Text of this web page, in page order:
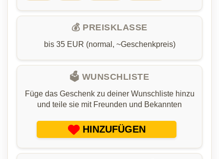
💰 PREISKLASSE
bis 35 EUR (normal, ~Geschenkpreis)
🗳️ WUNSCHLISTE
Füge das Geschenk zu deiner Wunschliste hinzu
und teile sie mit Freunden und Bekannten
HINZUFÜGEN